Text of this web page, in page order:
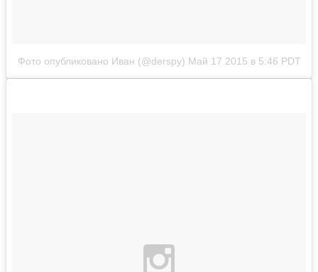
Фото опубликовано Иван (@derspy) Май 17 2015 в 5:46 PDT